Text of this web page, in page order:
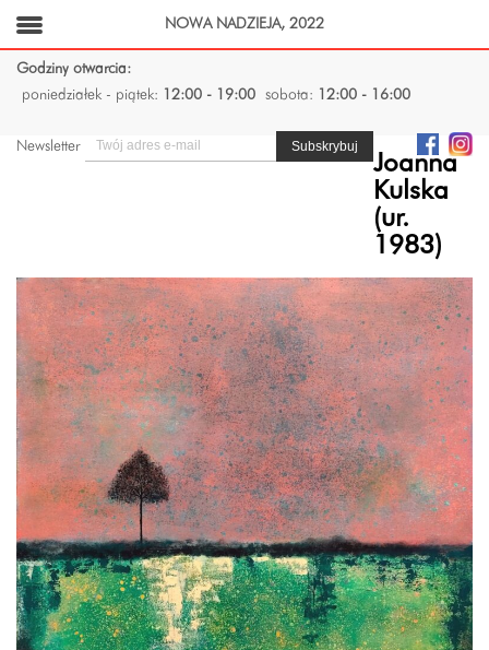
Godziny otwarcia:
poniedziałek - piątek:
12:00 - 19:00 sobota: 12:00 - 16:00
Newsletter
Joanna
Kulska
(ur.
1983)
NOWA NADZIEJA, 2022